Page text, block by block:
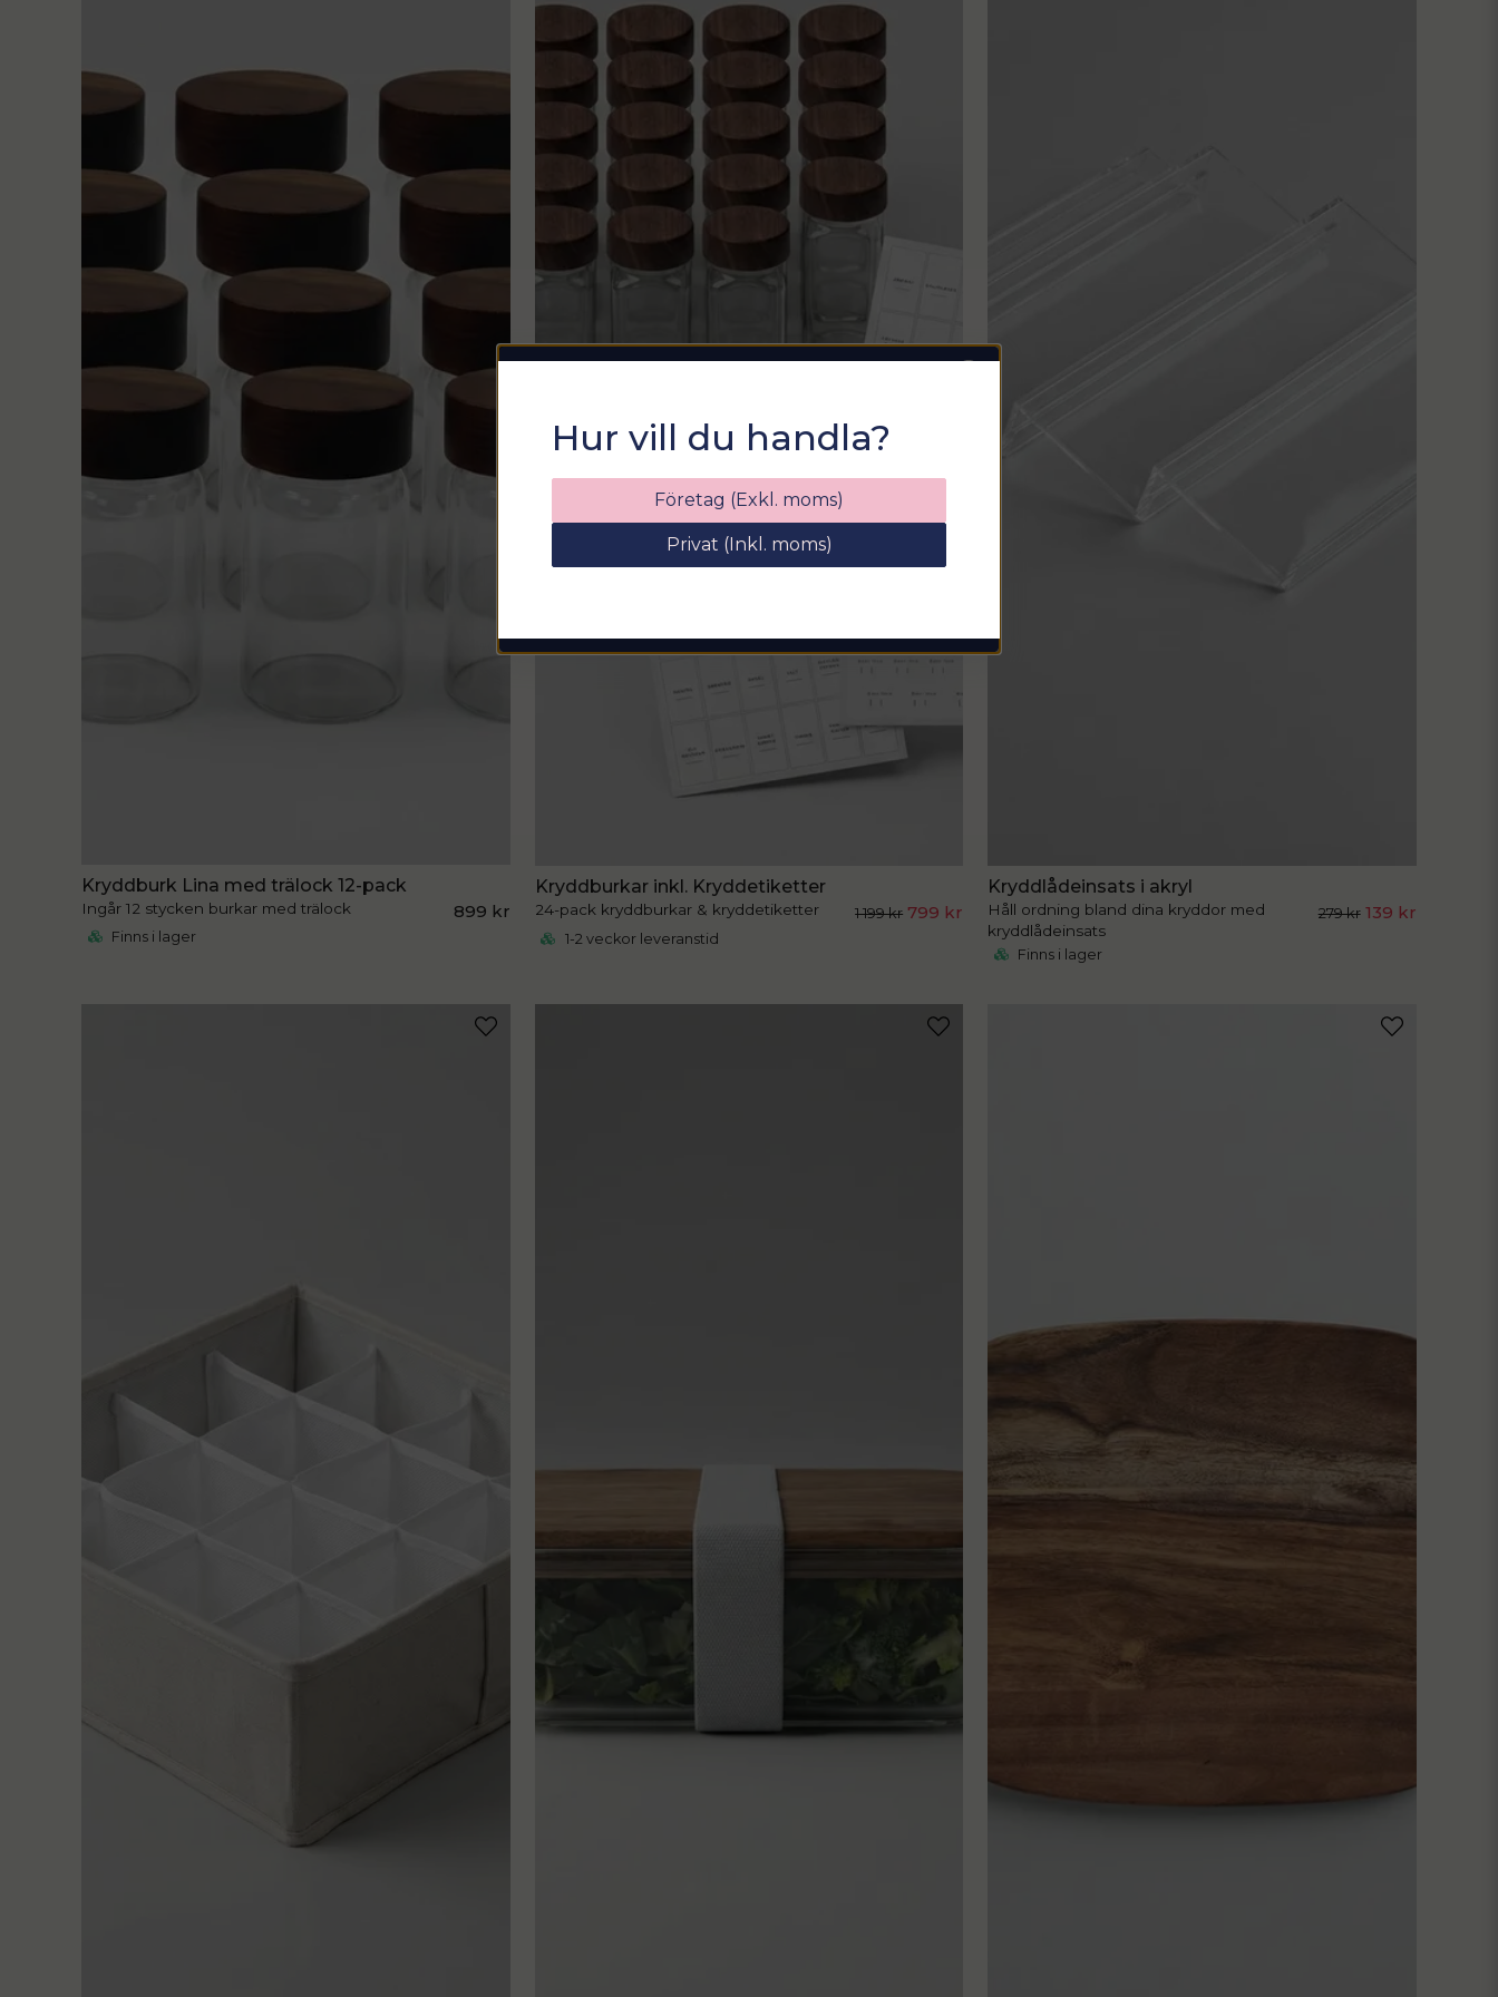
Kryddburk Lina med trälock 12-pack
Ingår 12 stycken burkar med trälock 899 kr
Finns i lager
Kryddburkar inkl. Kryddetiketter
24-pack kryddburkar & kryddetiketter 1 199 kr 799 kr
1-2 veckor leveranstid
Kryddlådeinsats i akryl
Håll ordning bland dina kryddor med
kryddlådeinsats
279 kr 139 kr
Finns i lager
Sommarfixa med
Sortix! 15% rabatt
Ange din e-postadress nedan för att få en
rabattkod på hela ditt köp
email
Hur vill du handla?
Företag (Exkl. moms)
Privat (Inkl. moms)